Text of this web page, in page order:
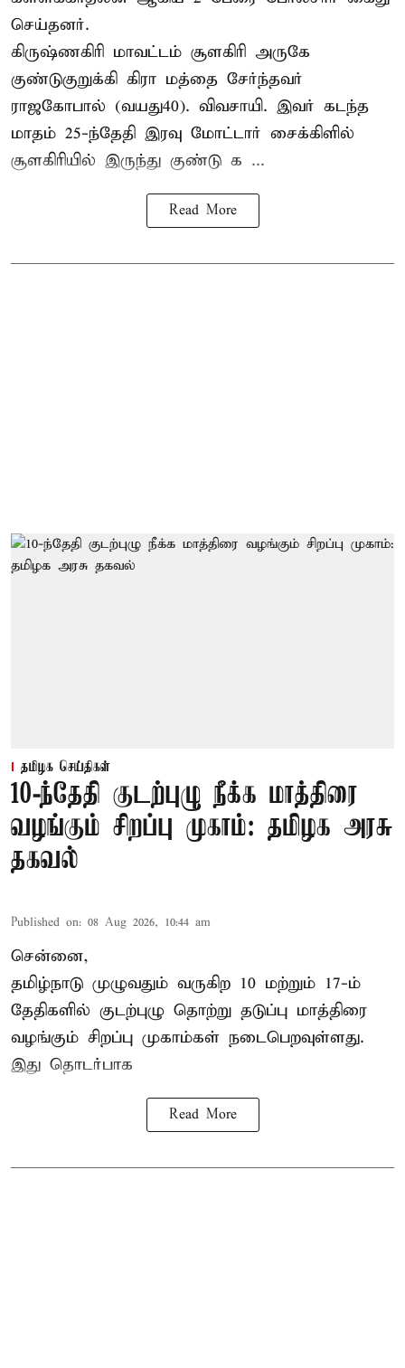
செய்தனர்.
கிருஷ்ணகிரி மாவட்டம் சூளகிரி அருகே
குண்டுகுறுக்கி கிரா மத்தை சேர்ந்தவர்
ராஜகோபால் (வயது40). விவசாயி. இவர் கடந்த
மாதம் 25-ந்தேதி இரவு மோட்டார் சைக்கிளில்
சூளகிரியில் இருந்து குண்டு க ...
Read More
தமிழக செய்திகள்
10-ந்தேதி குடற்புழு நீக்க மாத்திரை
வழங்கும் சிறப்பு முகாம்: தமிழக அரசு
தகவல்
Published on: 08 Aug 2026, 10:44 am
சென்னை,
தமிழ்நாடு முழுவதும் வருகிற 10 மற்றும் 17-ம்
தேதிகளில் குடற்புழு தொற்று தடுப்பு மாத்திரை
வழங்கும் சிறப்பு முகாம்கள் நடைபெறவுள்ளது.
இது தொடர்பாக
Read More